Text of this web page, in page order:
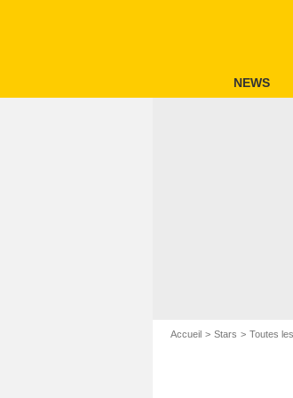
NEWS
Accueil Stars Toutes